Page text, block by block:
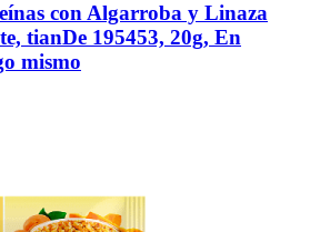
con Algarroba y Linaza
tianDe 195453, 20g, En
mismo